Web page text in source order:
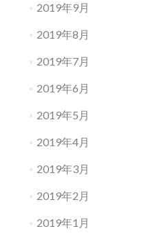
2019年9月
2019年8月
2019年7月
2019年6月
2019年5月
2019年4月
2019年3月
2019年2月
2019年1月